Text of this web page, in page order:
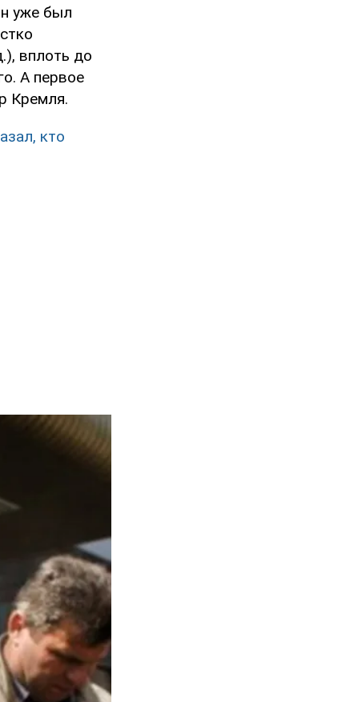
уже был
вплоть до
А первое
Кремля.
кто